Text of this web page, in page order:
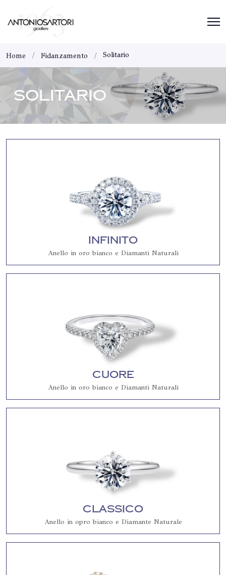
Home Fidanzamento Solitario
SOLITARIO
Infinito
Anello in oro bianco e Diamanti Naturali
Cuore
Anello in oro bianco e Diamanti Naturali
Classico
Anello in opro bianco e Diamante Naturale